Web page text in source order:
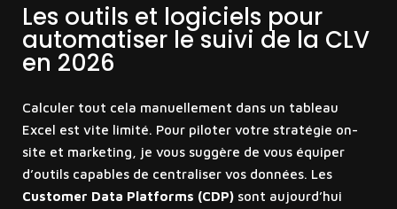
Les outils et logiciels pour
automatiser le suivi de la CLV
en 2026
Calculer tout cela manuellement dans un tableau
Excel est vite limité. Pour piloter votre stratégie on-
site et marketing, je vous suggère de vous équiper
d’outils capables de centraliser vos données. Les
Customer Data Platforms (CDP)sont aujourd’hui